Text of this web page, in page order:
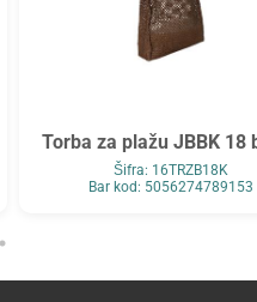
Torba za plažu JBBK 18
Šifra: 16TRZB18K
Bar kod: 5056274789153